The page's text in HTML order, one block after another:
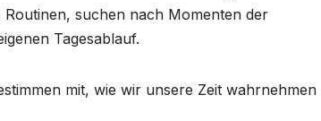
suchen nach Momenten der
Tagesablauf.
mit, wie wir unsere Zeit wahrnehmen